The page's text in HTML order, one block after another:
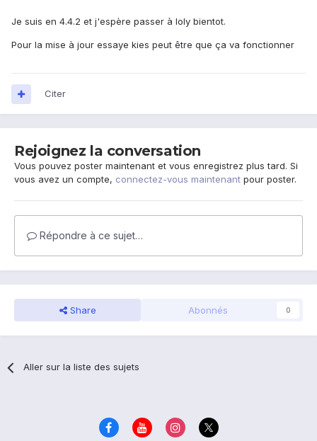
Je suis en 4.4.2 et j'espère passer à loly bientot.
Pour la mise à jour essaye kies peut être que ça va fonctionner
Citer
Rejoignez la conversation
Vous pouvez poster maintenant et vous enregistrez plus tard. Si
vous avez un compte, connectez-vous maintenant pour poster.
Répondre à ce sujet…
Share Abonnés 0
Aller sur la liste des sujets